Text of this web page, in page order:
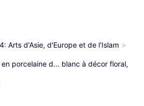
Arts d'Asie, d'Europe et de l'Islam
porcelaine d... blanc à décor floral,